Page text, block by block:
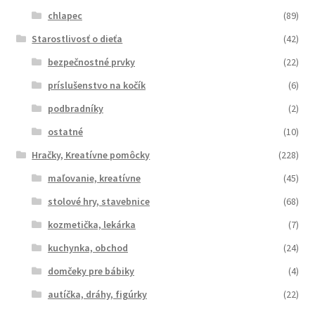
chlapec
(89)
Starostlivosť o dieťa
(42)
bezpečnostné prvky
(22)
príslušenstvo na kočík
(6)
podbradníky
(2)
ostatné
(10)
Hračky, Kreatívne pomôcky
(228)
maľovanie, kreatívne
(45)
stolové hry, stavebnice
(68)
kozmetička, lekárka
(7)
kuchynka, obchod
(24)
domčeky pre bábiky
(4)
autíčka, dráhy, figúrky
(22)